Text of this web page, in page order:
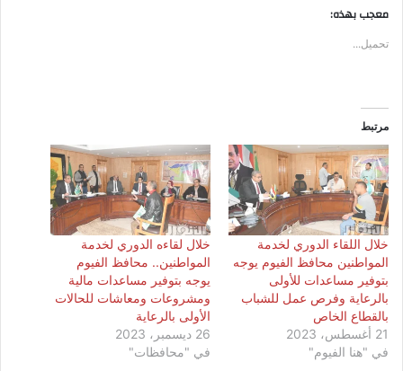
معجب بهذه:
تحميل...
مرتبط
خلال اللقاء الدوري لخدمة
المواطنين محافظ الفيوم يوجه
بتوفير مساعدات للأولى
بالرعاية وفرص عمل للشباب
بالقطاع الخاص
21 أغسطس، 2023
في "هنا الفيوم"
خلال لقاءه الدوري لخدمة
المواطنين.. محافظ الفيوم
يوجه بتوفير مساعدات مالية
ومشروعات ومعاشات للحالات
الأولى بالرعاية
26 ديسمبر، 2023
في "محافظات"